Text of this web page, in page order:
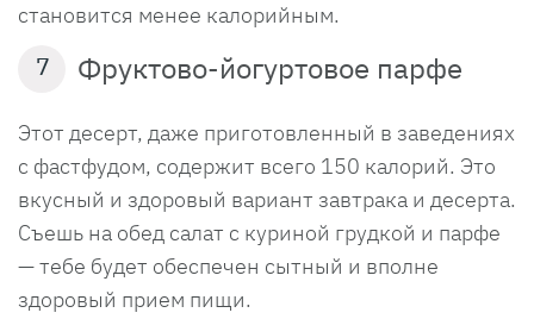
становится менее калорийным.
7 Фруктово-йогуртовое парфе
Этот десерт, даже приготовленный в заведениях
с фастфудом, содержит всего 150 калорий. Это
вкусный и здоровый вариант завтрака и десерта.
Съешь на обед салат с куриной грудкой и парфе
— тебе будет обеспечен сытный и вполне
здоровый прием пищи.